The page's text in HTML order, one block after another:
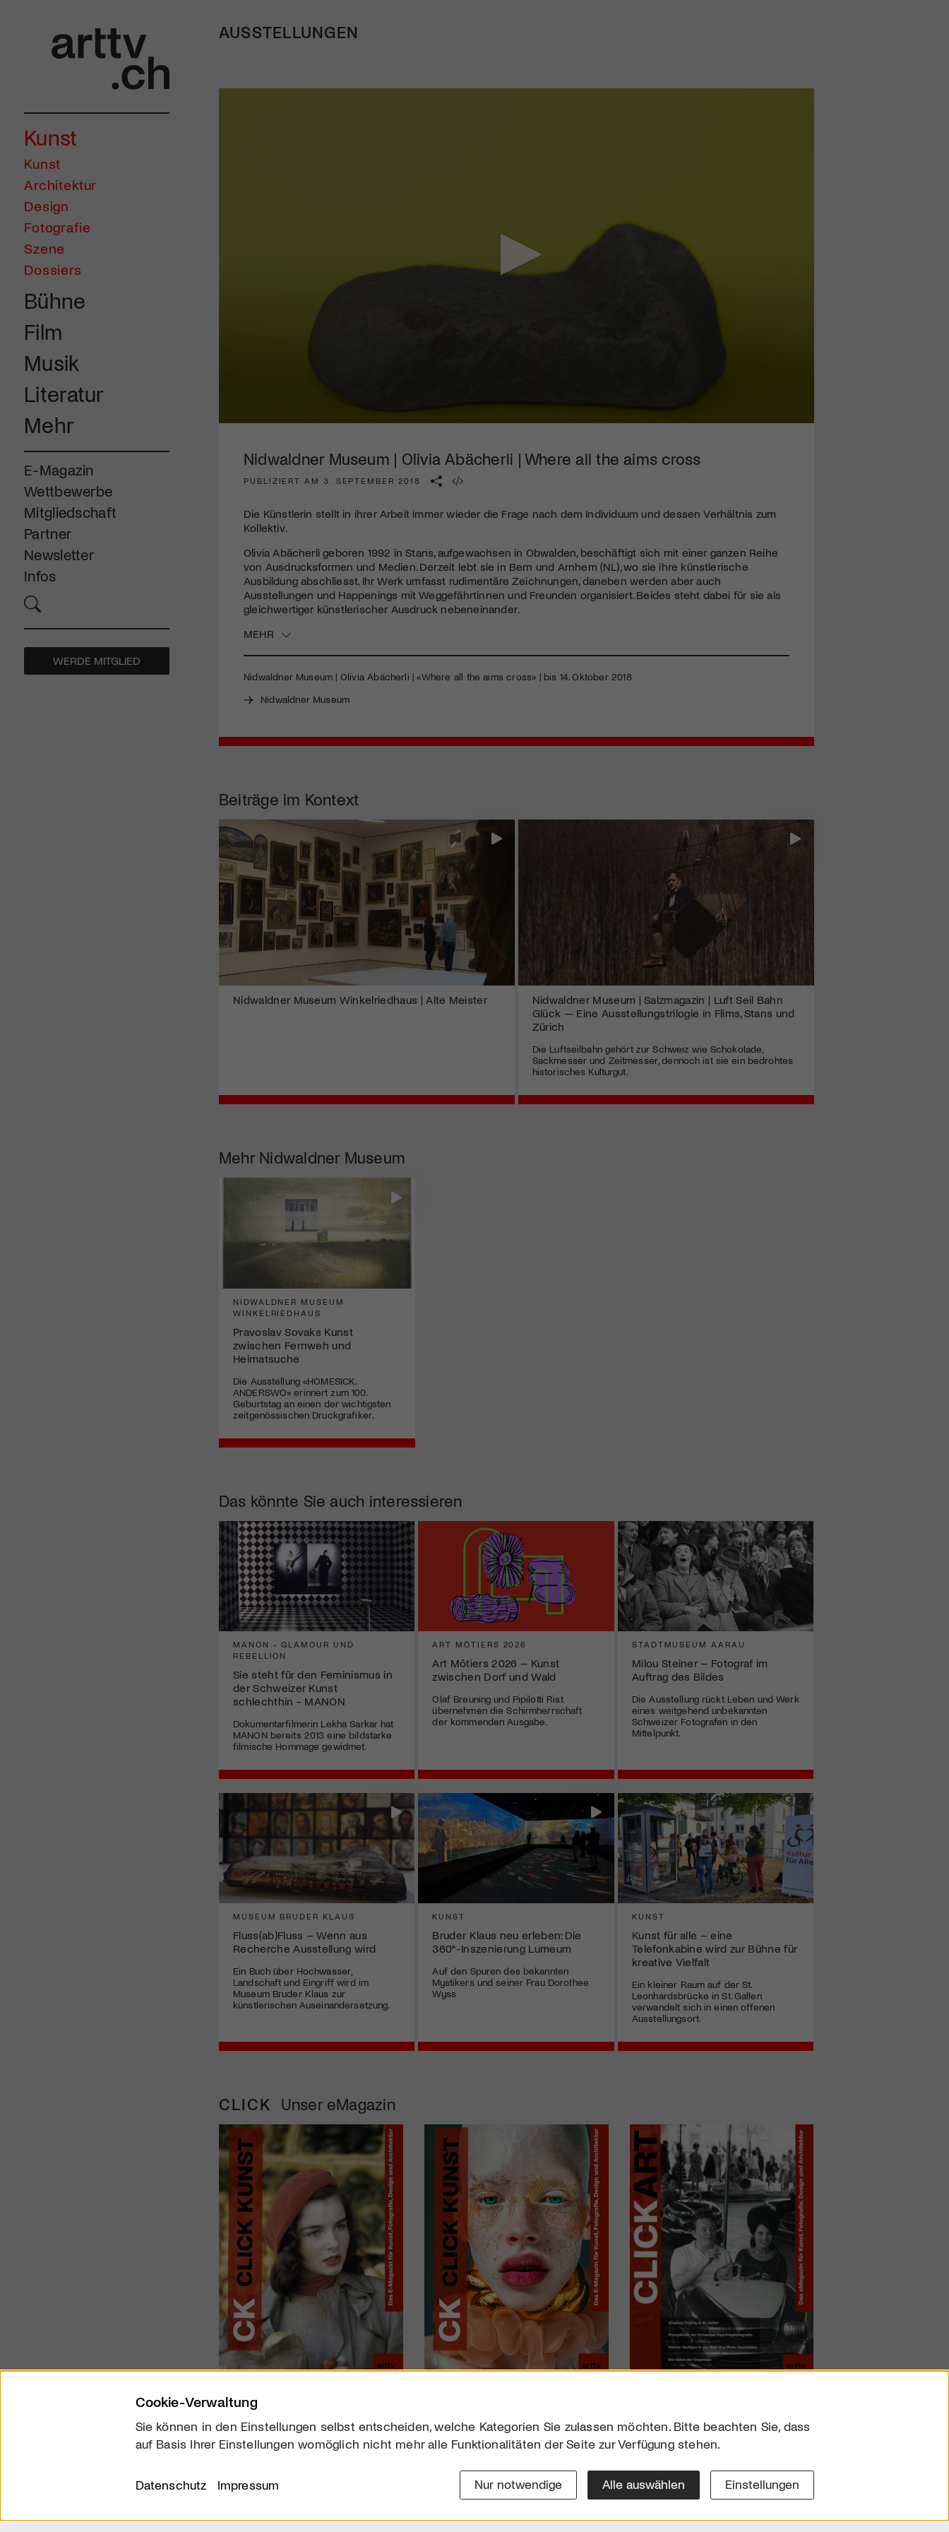
Kunst
Kunst
Architektur
Design
Fotografie
Szene
Dossiers
Bühne
Film
Musik
Literatur
Mehr
E-Magazin
Wettbewerbe
Mitgliedschaft
Partner
Newsletter
Infos
WERDE MITGLIED
AUSSTELLUNGEN
Nidwaldner Museum | Olivia Abächerli | Where all the aims cross
PUBLIZIERT AM 3. SEPTEMBER 2018
Die Künstlerin stellt in ihrer Arbeit immer wieder die Frage nach dem Individuum und dessen Verhältnis zum
Kollektiv.
Olivia Abächerli geboren 1992 in Stans, aufgewachsen in Obwalden, beschäftigt sich mit einer ganzen Reihe
von Ausdrucksformen und Medien. Derzeit lebt sie in Bern und Arnhem (NL), wo sie ihre künstlerische
Ausbildung abschliesst. Ihr Werk umfasst rudimentäre Zeichnungen, daneben werden aber auch
Ausstellungen und Happenings mit Weggefährtinnen und Freunden organisiert. Beides steht dabei für sie als
gleichwertiger künstlerischer Ausdruck nebeneinander.
MEHR
Nidwaldner Museum | Olivia Abächerli | «Where all the aims cross» | bis 14. Oktober 2018
Nidwaldner Museum
Beiträge im Kontext
Nidwaldner Museum Winkelriedhaus | Alte Meister
Nidwaldner Museum | Salzmagazin | Luft Seil Bahn
Glück — Eine Ausstellungstrilogie in Flims, Stans und
Zürich
Die Luftseilbahn gehört zur Schweiz wie Schokolade,
Sackmesser und Zeitmesser, dennoch ist sie ein bedrohtes
historisches Kulturgut.
Mehr Nidwaldner Museum
NIDWALDNER MUSEUM
WINKELRIEDHAUS
Pravoslav Sovaks Kunst
zwischen Fernweh und
Heimatsuche
Die Ausstellung «HOMESICK.
ANDERSWO» erinnert zum 100.
Geburtstag an einen der wichtigsten
zeitgenössischen Druckgrafiker.
Das könnte Sie auch interessieren
MANON - GLAMOUR UND
REBELLION
Sie steht für den Feminismus in
der Schweizer Kunst
schlechthin - MANON
Dokumentarfilmerin Lekha Sarkar hat
MANON bereits 2013 eine bildstarke
filmische Hommage gewidmet.
ART MÔTIERS 2026
Art Môtiers 2026 – Kunst
zwischen Dorf und Wald
Olaf Breuning und Pipilotti Rist
übernehmen die Schirmherrschaft
der kommenden Ausgabe.
STADTMUSEUM AARAU
Milou Steiner – Fotograf im
Auftrag des Bildes
Die Ausstellung rückt Leben und Werk
eines weitgehend unbekannten
Schweizer Fotografen in den
Mittelpunkt.
MUSEUM BRUDER KLAUS
Fluss(ab)Fluss – Wenn aus
Recherche Ausstellung wird
Ein Buch über Hochwasser,
Landschaft und Eingriff wird im
Museum Bruder Klaus zur
künstlerischen Auseinandersetzung.
KUNST
Bruder Klaus neu erleben: Die
360°-Inszenierung Lumeum
Auf den Spuren des bekannten
Mystikers und seiner Frau Dorothee
Wyss
KUNST
Kunst für alle – eine
Telefonkabine wird zur Bühne für
kreative Vielfalt
Ein kleiner Raum auf der St.
Leonhardsbrücke in St. Gallen
verwandelt sich in einen offenen
Ausstellungsort.
CLICK Unser eMagazin
Über uns
Downloads
Impressum
Mach mit: «Be Part of the Art»!
Engagiere dich als Kulturliebhaber:in, Kulturschaffende(r) oder
Cookie-Verwaltung
Sie können in den Einstellungen selbst entscheiden, welche Kategorien Sie zulassen möchten. Bitte beachten Sie, dass
auf Basis Ihrer Einstellungen womöglich nicht mehr alle Funktionalitäten der Seite zur Verfügung stehen.
Datenschutz Impressum Nur notwendige Alle auswählen Einstellungen